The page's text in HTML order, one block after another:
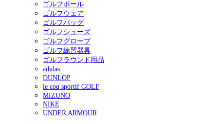
ゴルフボール
ゴルフウェア
ゴルフバッグ
ゴルフシューズ
ゴルフグローブ
ゴルフ練習器具
ゴルフラウンド用品
adidas
DUNLOP
le coq sportif GOLF
MIZUNO
NIKE
UNDER ARMOUR